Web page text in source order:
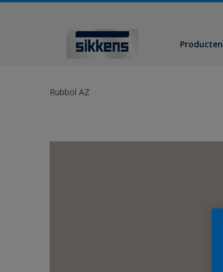
Producten
Rubbol AZ